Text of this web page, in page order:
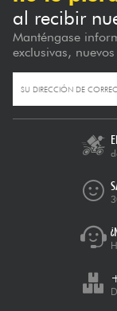
al recibir
Manténgase
exclusivas,